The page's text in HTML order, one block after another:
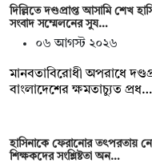
দিল্লিতে দণ্ডপ্রাপ্ত আসামি শেখ
সংবাদ সম্মেলনের সুয…
০৬ আগস্ট ২০২৬
মানবতাবিরোধী অপরাধে
বাংলাদেশের ক্ষমতাচ্যুত প্রধ…
হাসিনাকে ফেরানোর তৎপরতায়
শিক্ষকদের সংশ্লিষ্টতা অন…